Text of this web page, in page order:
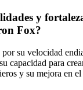
y
Fox?
su velocidad
capacidad para
y su mejora en